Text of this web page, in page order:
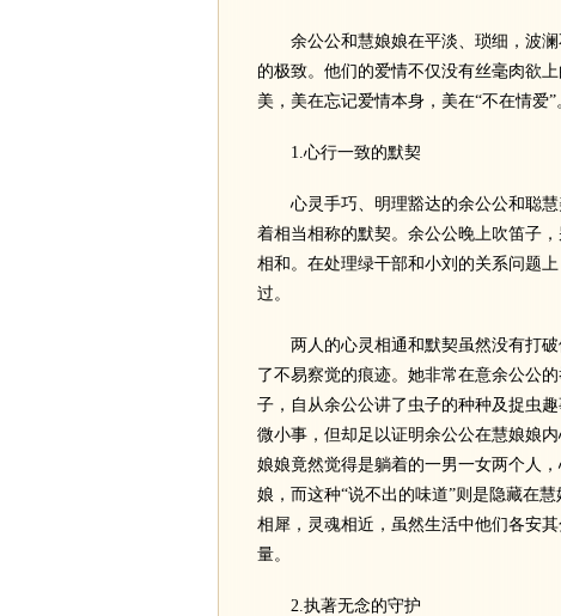
余公公和慧娘娘在平淡、琐细，波澜
的极致。他们的爱情不仅没有丝毫肉欲
美，美在忘记爱情本身，美在“不在情爱”
1.心行一致的默契
心灵手巧、明理豁达的余公公和聪慧
着相当相称的默契。余公公晚上吹笛子
相和。在处理绿干部和小刘的关系问题
过。
两人的心灵相通和默契虽然没有打破
了不易察觉的痕迹。她非常在意余公公
子，自从余公公讲了虫子的种种及捉虫
微小事，但却足以证明余公公在慧娘娘
娘娘竟然觉得是躺着的一男一女两个人
娘，而这种“说不出的味道”则是隐藏在
相犀，灵魂相近，虽然生活中他们各安
量。
2.执著无念的守护